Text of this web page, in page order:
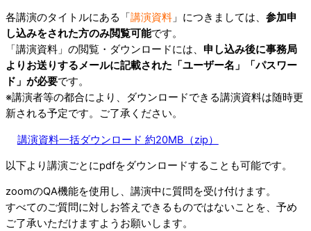
各講演のタイトルにある「講演資料 」につきましては、 参加申
し込みをされた方のみ閲覧可能です。
「講演資料」の閲覧・ダウンロードには、 申し込み後に事務局
よりお送りするメールに記載された「ユーザー名」「パスワー
ド」が必要です。
※講演者等の都合により、ダウンロードできる講演資料は随時更
新される予定です。ご了承ください。
講演資料一括ダウンロード 約20MB（zip）
以下より講演ごとにpdfをダウンロードすることも可能です。
zoomのQA機能を使用し、講演中に質問を受け付けます。
すべてのご質問に対しお答えできるものではないことを、予め
ご了承いただけますようお願いします。